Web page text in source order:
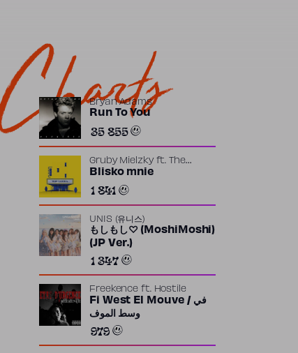
Charts
Bryan Adams
Run To You
35 855
Gruby Mielzkyft.
The
Returners
Blisko mnie
1 841
UNIS (유니스)
もしもし♡ (MoshiMoshi)
(JP Ver.)
1 347
Freekence ft. Hostile
Fi West El Mouve / في
وسط الموف
979